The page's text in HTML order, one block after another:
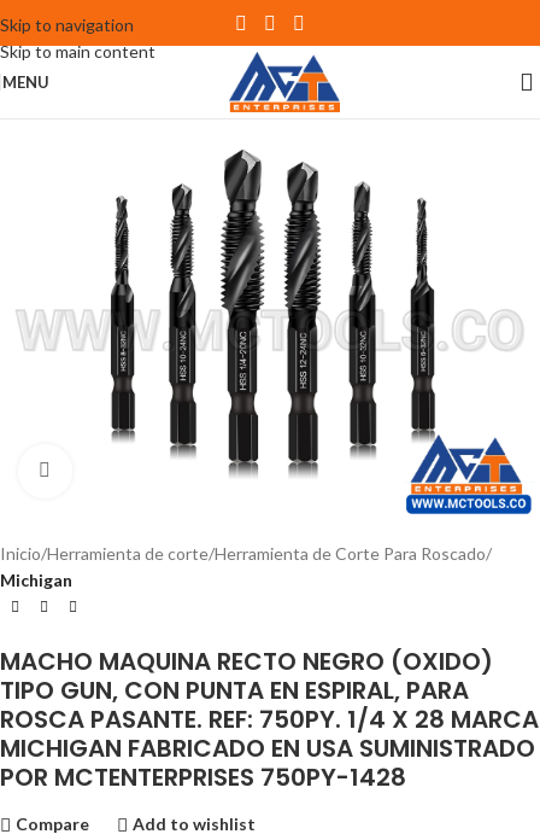
Skip to navigation
Skip to main content
MENU
Inicio Herramienta de corte Herramienta de Corte Para Roscado
Michigan
MACHO MAQUINA RECTO NEGRO (OXIDO)
TIPO GUN, CON PUNTA EN ESPIRAL, PARA
ROSCA PASANTE. REF: 750PY. 1/4 X 28 MARCA
MICHIGAN FABRICADO EN USA SUMINISTRADO
POR MCTENTERPRISES 750PY-1428
Compare Add to wishlist